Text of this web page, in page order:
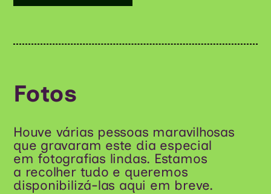
Fotos
Houve várias pessoas maravilhosas
que gravaram este dia especial
em fotografias lindas. Estamos
a recolher tudo e queremos
disponibilizá-las aqui em breve.